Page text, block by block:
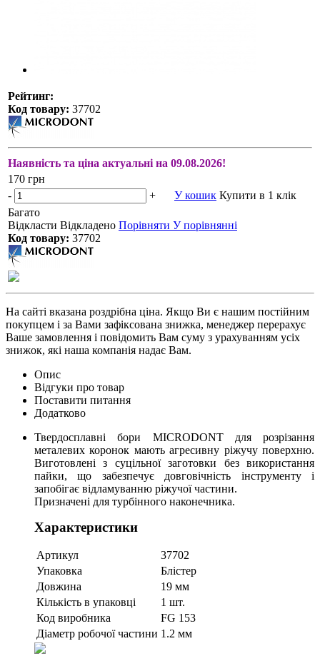
Рейтинг:
Код товару: 37702
Наявність та ціна актуальні на 09.08.2026!
170 грн
-
+ У кошик Купити в 1 клік
Багато
Відкласти Відкладено Порівняти У порівнянні
Код товару: 37702
На сайті вказана роздрібна ціна. Якщо Ви є нашим постійним
покупцем і за Вами зафіксована знижка, менеджер перерахує
Ваше замовлення і повідомить Вам суму з урахуванням усіх
знижок, які наша компанія надає Вам.
Опис
Відгуки про товар
Поставити питання
Додатково
Твердосплавні бори MICRODONT для розрізання
металевих коронок мають агресивну ріжучу поверхню.
Виготовлені з суцільної заготовки без використання
пайки, що забезпечує довговічність інструменту і
запобігає відламуванню ріжучої частини.
Призначені для турбінного наконечника.
Характеристики
Артикул
37702
Упаковка
Блістер
Довжина
19 мм
Кількість в упаковці
1 шт.
Код виробника
FG 153
Діаметр робочої частини 1.2 мм